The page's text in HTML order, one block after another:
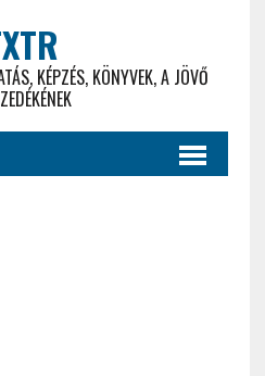
KÉPZÉS, KÖNYVEK, A JÖVŐ